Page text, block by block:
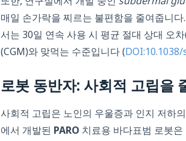
매일 손가락을 찌르는 불편함을 줄여줍니다
서는 30일 연속 사용 시 평균 절대 상대 오
(CGM)와 맞먹는 수준입니다 (
로봇 동반자: 사회적 고립을
사회적 고립은 노인의 우울증과 인지 저하
에서 개발된 PARO 치료용 바다표범 로봇